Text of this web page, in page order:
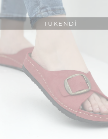
kadın ev ayakkabısı modelleri
duruşları olur. Özellikle
Üstelik her biri kalitesi ile
vazgeçilmezleri
ayakkabılar her zaman
çok fazla giyemeyenler
Kadın ev ayakkabısı
TÜKENDI